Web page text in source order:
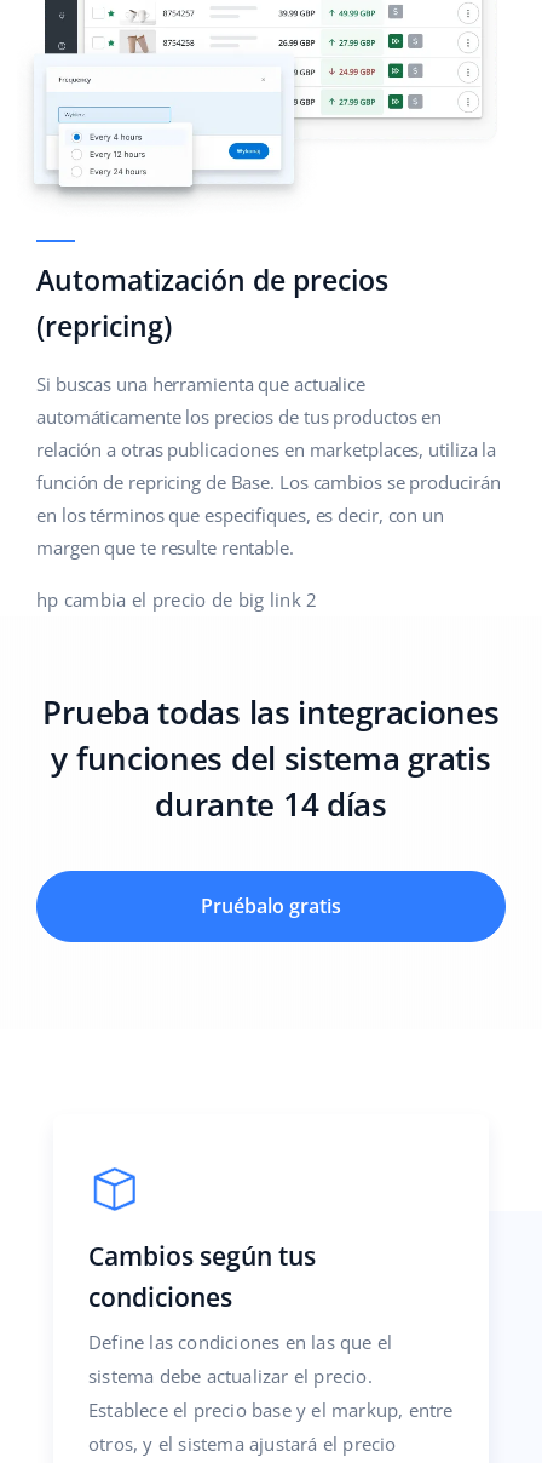
Automatización de precios
(repricing)
Si buscas una herramienta que actualice
automáticamente los precios de tus productos en
relación a otras publicaciones en marketplaces, utiliza la
función de repricing de Base. Los cambios se producirán
en los términos que especifiques, es decir, con un
margen que te resulte rentable.
hp cambia el precio de big link 2
Prueba todas las integraciones
y funciones del sistema gratis
durante 14 días
Pruébalo gratis
Cambios según tus
condiciones
Define las condiciones en las que el
sistema debe actualizar el precio.
Establece el precio base y el markup, entre
otros, y el sistema ajustará el precio